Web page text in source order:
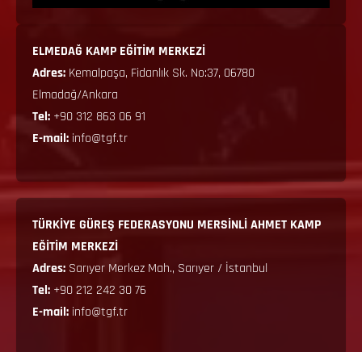
ELMEDAĞ KAMP EĞİTİM MERKEZİ
Adres: Kemalpaşa, Fidanlık Sk. No:37, 06780
Elmadağ/Ankara
Tel: +90 312 863 06 91
E-mail: info@tgf.tr
TÜRKİYE GÜREŞ FEDERASYONU MERSİNLİ AHMET KAMP
EĞİTİM MERKEZİ
Adres: Sarıyer Merkez Mah., Sarıyer / İstanbul
Tel: +90 212 242 30 76
E-mail: info@tgf.tr